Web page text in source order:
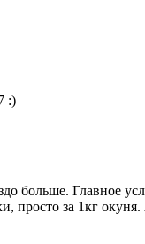
:)
больше. Главное
просто за 1кг